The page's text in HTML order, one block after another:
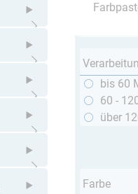
Untermenü öffnen
Untermenü öffnen
Untermenü öffnen
Untermenü öffnen
Untermenü öffnen
Untermenü öffnen
bis 60
60 -
über
Farbe